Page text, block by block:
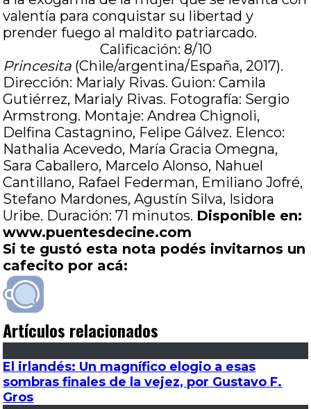
valentía para conquistar su libertad y
prender fuego al maldito patriarcado.
Calificación: 8/10
Princesita (Chile/argentina/España, 2017).
Dirección: Marialy Rivas. Guion: Camila
Gutiérrez, Marialy Rivas. Fotografía: Sergio
Armstrong. Montaje: Andrea Chignoli,
Delfina Castagnino, Felipe Gálvez. Elenco:
Nathalia Acevedo, María Gracia Omegna,
Sara Caballero, Marcelo Alonso, Nahuel
Cantillano, Rafael Federman, Emiliano Jofré,
Stefano Mardones, Agustín Silva, Isidora
Uribe. Duración: 71 minutos. Disponible en:
www.puentesdecine.com
Si te gustó esta nota podés invitarnos un
cafecito por acá:
Artículos relacionados
El irlandés: Un magnífico elogio a esas
sombras finales de la vejez, por Gustavo F.
Gros